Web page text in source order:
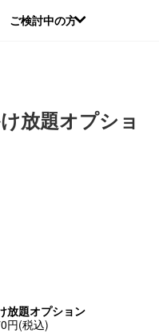
ご検討中の方
放題オプショ
放題オプション
円(税込)